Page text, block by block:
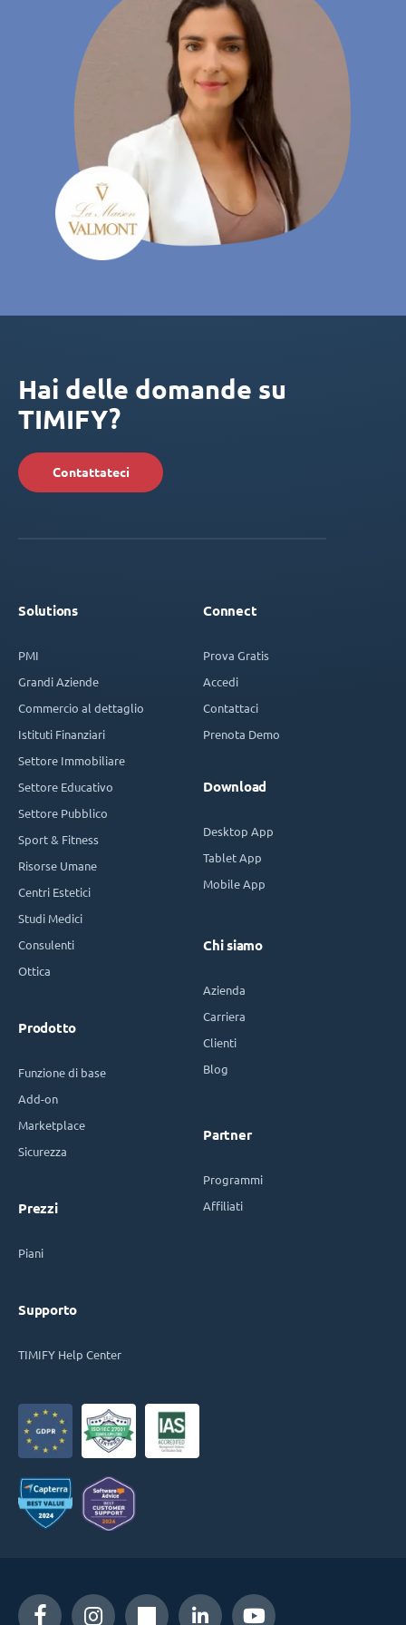
Hai delle domande su
TIMIFY?
Contattateci
Solutions
PMI
Grandi Aziende
Commercio al dettaglio
Istituti Finanziari
Settore Immobiliare
Settore Educativo
Settore Pubblico
Sport & Fitness
Risorse Umane
Centri Estetici
Studi Medici
Consulenti
Ottica
Prodotto
Funzione di base
Add-on
Marketplace
Sicurezza
Prezzi
Piani
Supporto
TIMIFY Help Center
Connect
Prova Gratis
Accedi
Contattaci
Prenota Demo
Download
Desktop App
Tablet App
Mobile App
Chi siamo
Azienda
Carriera
Clienti
Blog
Partner
Programmi
Affiliati